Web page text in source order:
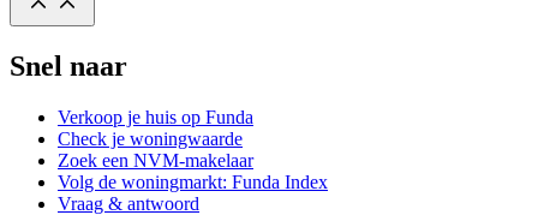
Snel naar
Verkoop je huis op Funda
Check je woningwaarde
Zoek een NVM-makelaar
Volg de woningmarkt: Funda Index
Vraag & antwoord